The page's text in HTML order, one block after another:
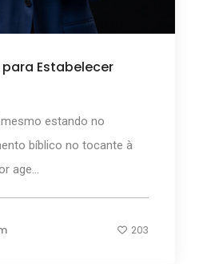
Estabelecer
estando no
bíblico no tocante à
age...
203